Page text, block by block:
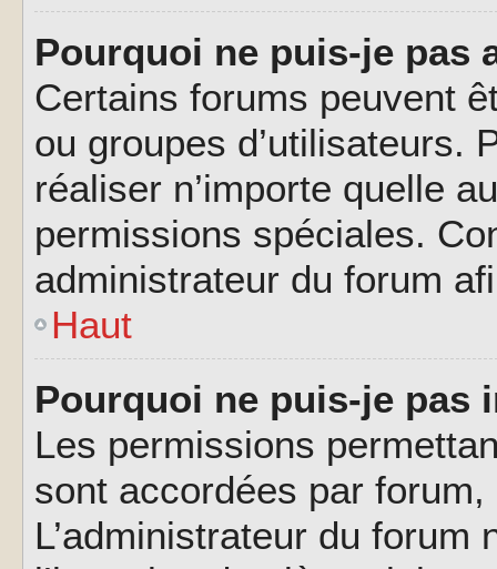
Pourquoi ne puis-je pas
Certains forums peuvent
ou groupes d’utilisateurs.
réaliser n’importe quelle
permissions spéciales.
administrateur du forum
Haut
Pourquoi ne puis-je pas
Les permissions
sont accordées par
L’administrateur du forum